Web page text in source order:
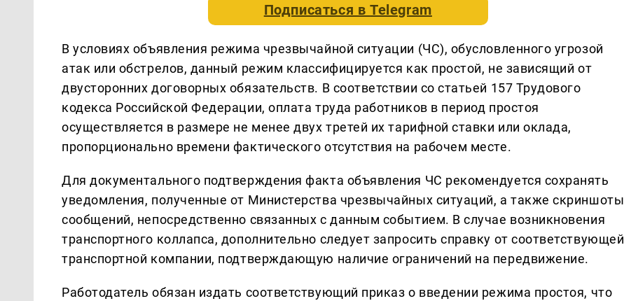
Подписаться вTelegram
В условиях объявления режима чрезвычайной ситуации (ЧС), обусловленного угрозой
атак или обстрелов, данный режим классифицируется как простой, не зависящий от
двусторонних договорных обязательств. В соответствии со статьей 157 Трудового
кодекса Российской Федерации, оплата труда работников в период простоя
осуществляется в размере не менее двух третей их тарифной ставки или оклада,
пропорционально времени фактического отсутствия на рабочем месте.
Для документального подтверждения факта объявления ЧС рекомендуется сохранять
уведомления, полученные от Министерства чрезвычайных ситуаций, а также скриншоты
сообщений, непосредственно связанных с данным событием. В случае возникновения
транспортного коллапса, дополнительно следует запросить справку от соответствующей
транспортной компании, подтверждающую наличие ограничений на передвижение.
Работодатель обязан издать соответствующий приказ о введении режима простоя, что